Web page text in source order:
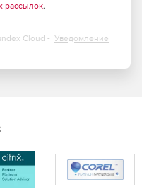
рассылок.
Cloud - Уведомление